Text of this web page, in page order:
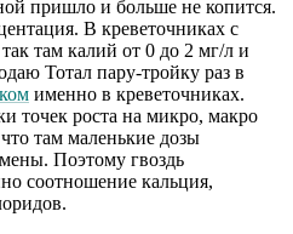
пришло и больше не копится.
В креветочниках с
там калий от 0 до 2 мг/л и
Тотал пару-тройку раз в
именно в креветочниках.
точек роста на микро, макро
там маленькие дозы
Поэтому гвоздь
соотношение кальция,